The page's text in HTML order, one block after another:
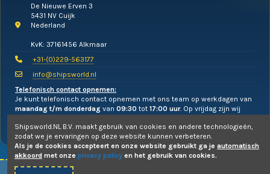
De Nieuwe Erven 3
5431 NV Cuijk
Nederland
KvK: 37161456 Alkmaar
+31-(0)229-563177
info@shipsworld.nl
Telefonisch contact opnemen:
Je kunt telefonisch contact opnemen met ons team op werkdagen van
maandag t/m donderdag van 09:30 tot 17:00 uur. Op vrijdag zijn wij
Shipsworld.NL B.V. maakt gebruik van cookies en andere technologieën,
zodat we je ervaringen op deze website kunnen verbeteren.
Als je de cookies accepteert en onze website gebruikt ga je automatisch
akkoord met onze privacy policy en het gebruik van cookies.